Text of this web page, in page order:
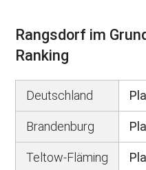
Rangsdorf im
Ranking
Deutschland
Brandenburg
Teltow-Fläming